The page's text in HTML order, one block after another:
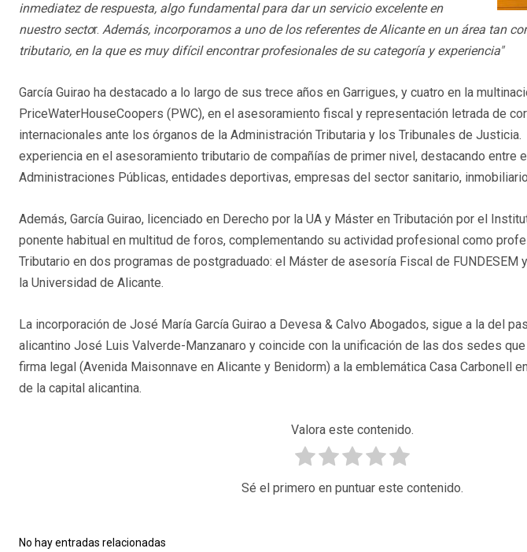
inmediatez de respuesta, algo fundamental para dar un servicio excelente en
nuestro sector. Además, incorporamos a uno de los referentes de Alicante en un área tan
tributario, en la que es muy difícil encontrar profesionales de su categoría y experiencia"
García Guirao ha destacado a lo largo de sus trece años en Garrigues, y cuatro en la
PriceWaterHouseCoopers (PWC), en el asesoramiento fiscal y representación letrada de
internacionales ante los órganos de la Administración Tributaria y los Tribunales de
experiencia en el asesoramiento tributario de compañías de primer nivel, destacando entre
Administraciones Públicas, entidades deportivas, empresas del sector sanitario,
Además, García Guirao, licenciado en Derecho por la UA y Máster en Tributación por el
ponente habitual en multitud de foros, complementando su actividad profesional como
Tributario en dos programas de postgraduado: el Máster de asesoría Fiscal de FUNDESEM
la Universidad de Alicante.
La incorporación de José María García Guirao a Devesa & Calvo Abogados, sigue a la del
alicantino José Luis Valverde-Manzanaro y coincide con la unificación de las dos sedes
firma legal (Avenida Maisonnave en Alicante y Benidorm) a la emblemática Casa Carbonell
de la capital alicantina.
Valora este contenido.
Sé el primero en puntuar este contenido.
No hay entradas relacionadas